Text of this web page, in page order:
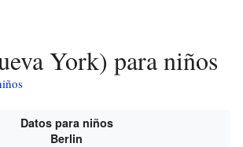
York) para niños
Datos para niños
Berlin